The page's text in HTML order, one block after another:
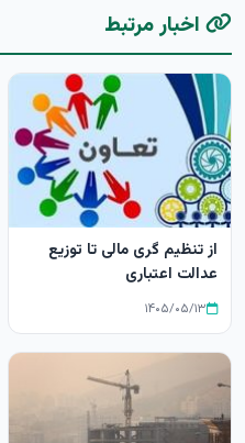
اخبار مرتبط
از تنظیم گری مالی تا توزیع
عدالت اعتباری
۱۴۰۵/۰۵/۱۳